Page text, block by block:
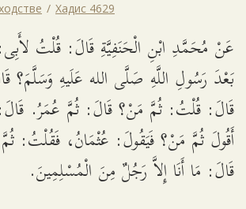
Хадис 4629
عَنْ مُحَمَّدِ ابْنِ الْحَنَفِيَّةِ قَالَ: قُلْتُ
بَعْدَ رَسُولِ اللَّهِ صَلَّى الله عَلَيهِ وَسَلَّمَ؟
قَالَ: قُلْتُ: ثُمَّ مَنْ؟ قَالَ: ثُمَّ عُمَرُ.
أَقُولَ ثُمَّ مَنْ؟ فَيَقُولَ: عُثْمَانُ، فَقُلْتُ: ثُمَّ
قَالَ: مَا أَنَا إِلاَّ رَجُلٌ مِنَ الْمُسْلِمِينَ.